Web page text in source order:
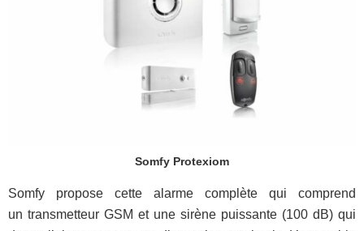
Somfy Protexiom
Somfy propose cette alarme complète qui comprend
un transmetteur GSM et une sirène puissante (100 dB) qui